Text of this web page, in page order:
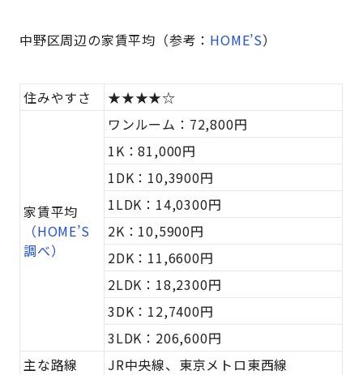
中野区周辺の家賃平均（参考： HOME’S）
住みやすさ ★★★★☆
家賃平均
（HOME’S
調べ）
ワンルーム：72,800円
1K：81,000円
1DK：10,3900円
1LDK：14,0300円
2K：10,5900円
2DK：11,6600円
2LDK：18,2300円
3DK：12,7400円
3LDK：206,600円
主な路線
JR中央線、東京メトロ東西線